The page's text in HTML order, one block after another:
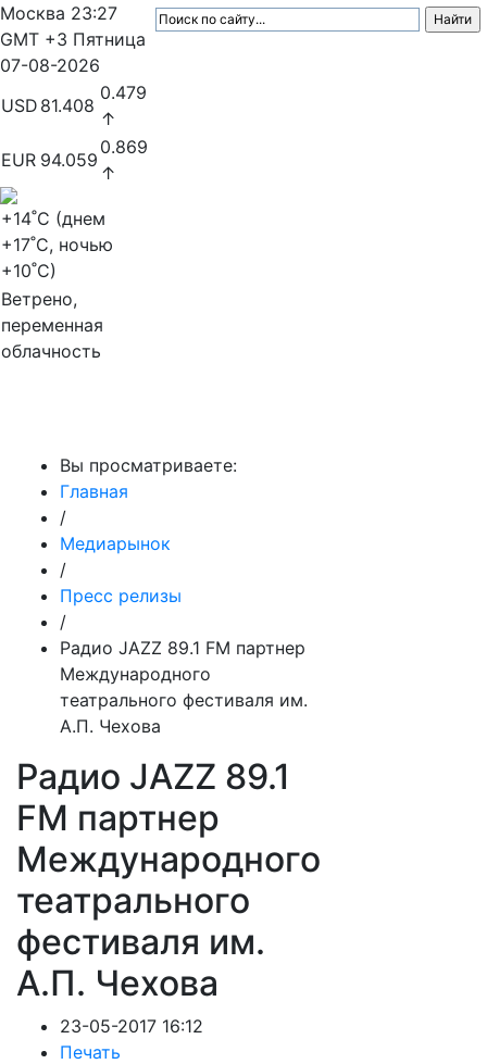
Москва 23:27
GMT +3 Пятница
07-08-2026
USD 81.408
0.479
↑
EUR 94.059
0.869
↑
+14˚C (днем
+17˚C, ночью
+10˚C)
Ветрено,
переменная
облачность
Вы просматриваете:
Главная
/
Медиарынок
/
Пресс релизы
/
Радио JAZZ 89.1 FM партнер
Международного
театрального фестиваля им.
А.П. Чехова
Радио JAZZ 89.1
FM партнер
Международного
театрального
фестиваля им.
А.П. Чехова
23-05-2017 16:12
Печать